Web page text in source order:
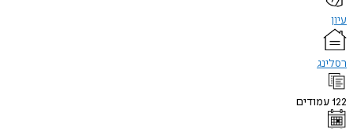
עיון
רסלינג
122עמודים